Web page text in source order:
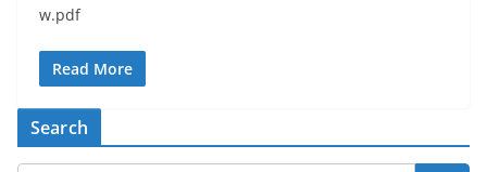
w.pdf
Read More
Search